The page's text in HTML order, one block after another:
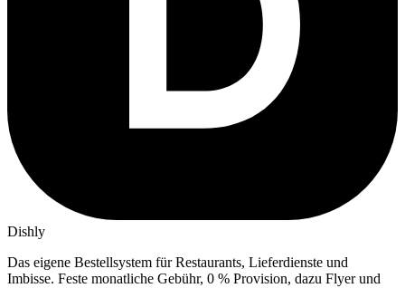
Dishly
Das eigene Bestellsystem für Restaurants, Lieferdienste und
Imbisse. Feste monatliche Gebühr, 0 % Provision, dazu Flyer und